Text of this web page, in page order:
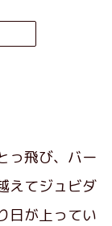
っ飛び、バー
えてジュビダ
日が上ってい